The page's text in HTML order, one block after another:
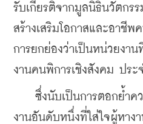
รับเกียรติจากมูลนิธินวัตกร
สร้างเสริมโอกาสและอาชี
การยกย่องว่าเป็นหน่วยงา
งานคนพิการเชิงสังคม ประ
ซึ่งนับเป็นการตอกย้ำคว
งานอันดับหนึ่งที่ใส่ใจผู้หาง